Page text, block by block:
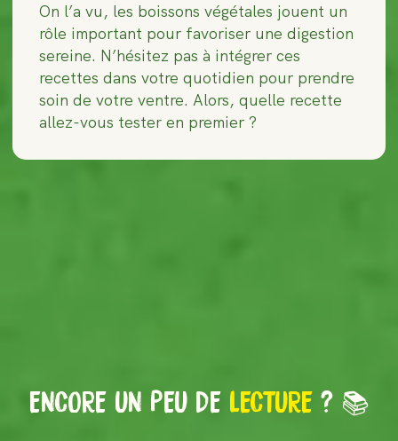
On l’a vu, les boissons végétales jouent un
rôle important pour favoriser une digestion
sereine. N’hésitez pas à intégrer ces
recettes dans votre quotidien pour prendre
soin de votre ventre. Alors, quelle recette
allez-vous tester en premier ?
ENCORE UN PEU DE LECTURE ? 📚